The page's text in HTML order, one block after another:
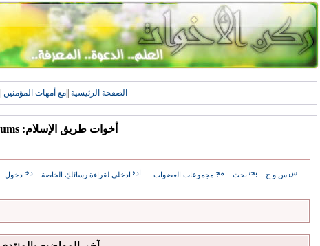
الصفحة الرئيسية مع أمهات المؤمنين
أخوات طريق الإسلام: Forums
س و ج بحث مجموعات العضوات ادخلي لقراءة رسائلكِ الخاصة دخول